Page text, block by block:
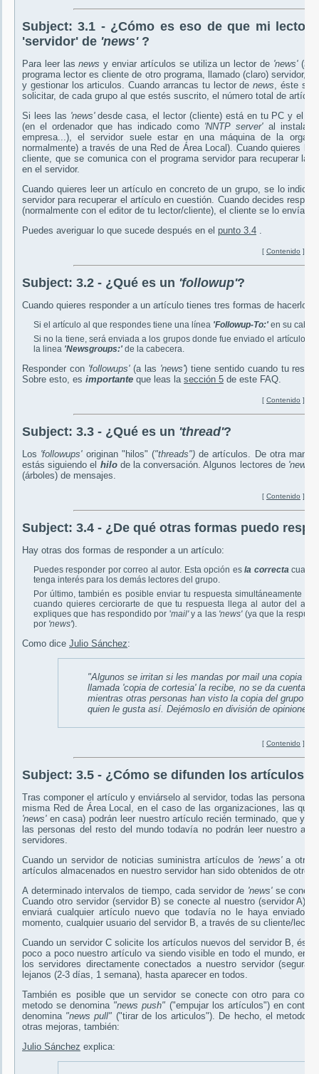
Subject:3.1 - ¿Cómo es eso de que mi lector
'servidor' de 'news'?
Para leer lasnews y enviar artículos se utiliza un lector de 'news' (tin
programa lector es cliente de otro programa, llamado (claro) servidor,
y gestionar los articulos. Cuando arrancas tu lector denews, éste se
solicitar, de cada grupo al que estés suscrito, el número total de
Si lees las 'news'desde casa, el lector (cliente) está en tu PC y el
(en el ordenador que has indicado como 'NNTP server'al instalar
empresa...), el servidor suele estar en una máquina de la
normalmente) a través de una Red de Área Local). Cuando quieres
cliente, que se comunica con el programa servidor para recuperar
en el servidor.
Cuando quieres leer un artículo en concreto de un grupo, se lo
servidor para recuperar el artículo en cuestión. Cuando decides
(normalmente con el editor de tu lector/cliente), el cliente se lo envía al
Puedes averiguar lo que sucede después en el punto 3.4 .
[ Contenido ]
Subject: 3.2 - ¿Qué es un 'followup'?
Cuando quieres responder a un artículo tienes tres formas de hacerlo.
Si el artículo al que respondes tiene una línea 'Followup-To:' en su
Si no la tiene, será enviada a los grupos donde fue enviado el artículo
la linea 'Newsgroups:' de la cabecera.
Responder con 'followups' (a las 'news') tiene sentido cuando tu
Sobre esto, es importante que leas la sección 5 de este FAQ.
[ Contenido ]
Subject: 3.3 - ¿Qué es un 'thread'?
Los 'followups' originan "hilos" ("threads")de artículos. De otra
estás siguiendo el hilode la conversación. Algunos lectores de 'news'
(árboles) de mensajes.
[ Contenido ]
Subject: 3.4 - ¿De qué otras formas puedo
Hay otras dos formas de responder a un artículo:
Puedes responder por correo al autor. Esta opción esla correcta
tenga interés para los demás lectores del grupo.
Por último, también es posible enviar tu respuesta simultáneamente al
cuando quieres cerciorarte de que tu respuesta llega al autor del
expliques que has respondido por 'mail'y a las 'news' (ya que la
por 'news').
Como dice Julio Sánchez:
"Algunos se irritan si les mandas por mail una copia
llamada 'copia de cortesia' la recibe, no se da cuenta
mientras otras personas han visto la copia del grupo y
quien le gusta así. Dejémoslo en división de opiniones".
[ Contenido ]
Subject: 3.5 - ¿Cómo se difunden los artículos
Tras componer el artículo y enviárselo al servidor, todas las personas
misma Red de Área Local, en el caso de las organizaciones, las
'news' en casa) podrán leer nuestro artículo recién terminado, que ya
las personas del resto del mundo todavía no podrán leer nuestro
servidores.
Cuando un servidor de noticias suministra artículos de 'news'a otro
artículos almacenados en nuestro servidor han sido obtenidos de otro
A determinado intervalos de tiempo, cada servidor de 'news'se
Cuando otro servidor (servidor B) se conecte al nuestro (servidor A)
enviará cualquier artículo nuevo que todavía no le haya enviado,
momento, cualquier usuario del servidor B, a través de su cliente/
Cuando un servidor C solicite los artículos nuevos del servidor B,
poco a poco nuestro artículo va siendo visible en todo el mundo,
los servidores directamente conectados a nuestro servidor
lejanos (2-3 días, 1 semana), hasta aparecer en todos.
También es posible que un servidor se conecte con otro para
metodo se denomina "news push" ("empujar los artículos") en
denomina "news pull" ("tirar de los articulos"). De hecho, el metodo
otras mejoras, también:
Julio Sánchez explica: